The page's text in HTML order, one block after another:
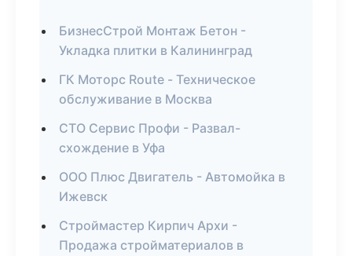
БизнесСтрой Монтаж Бетон -
Укладка плитки в Калининград
ГК Моторс Route - Техническое
обслуживание в Москва
СТО Сервис Профи - Развал-
схождение в Уфа
ООО Плюс Двигатель - Автомойка в
Ижевск
Строймастер Кирпич Архи -
Продажа стройматериалов в